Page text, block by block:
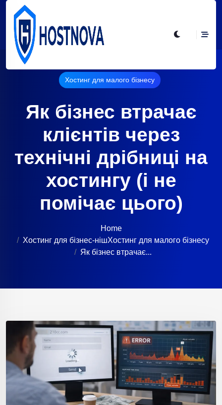
Хостинг для малого бізнесу
Як бізнес втрачає
клієнтів через
технічні дрібниці на
хостингу (і не
помічає цього)
Home
Хостинг для бізнес-нішХостинг для малого бізнесу
Як бізнес втрачає...